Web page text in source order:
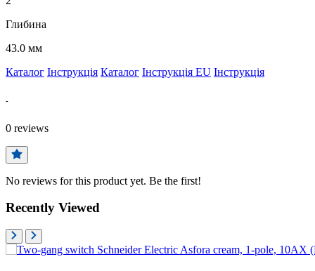
Глибина
43.0 мм
Каталог Інструкція Каталог Інструкція EU Інструкція
-
0 reviews
No reviews for this product yet. Be the first!
Recently Viewed